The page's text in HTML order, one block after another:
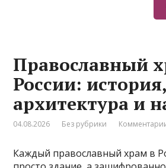
Православный
России: история,
архитектура и
04.08.2026 Без рубрики
Каждый православный храм в